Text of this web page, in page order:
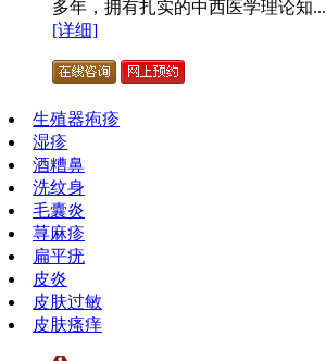
多年，拥有扎实的中西医学理论知...
[详细]
生殖器疱疹
湿疹
酒糟鼻
洗纹身
毛囊炎
荨麻疹
扁平疣
皮炎
皮肤过敏
皮肤瘙痒